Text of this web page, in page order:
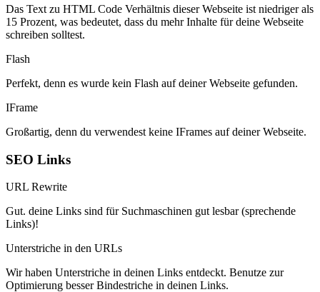
Das Text zu HTML Code Verhältnis dieser Webseite ist niedriger als
15 Prozent, was bedeutet, dass du mehr Inhalte für deine Webseite
schreiben solltest.
Flash
Perfekt, denn es wurde kein Flash auf deiner Webseite gefunden.
IFrame
Großartig, denn du verwendest keine IFrames auf deiner Webseite.
SEO Links
URL Rewrite
Gut. deine Links sind für Suchmaschinen gut lesbar (sprechende
Links)!
Unterstriche in den URLs
Wir haben Unterstriche in deinen Links entdeckt. Benutze zur
Optimierung besser Bindestriche in deinen Links.